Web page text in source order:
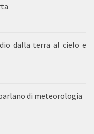
dalla terra al cielo e
di meteorologia